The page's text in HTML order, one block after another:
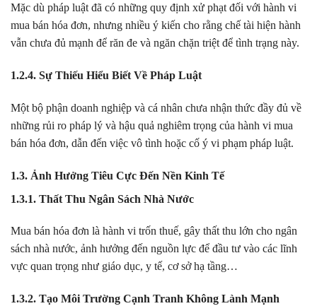
Mặc dù pháp luật đã có những quy định xử phạt đối với hành vi
mua bán hóa đơn, nhưng nhiều ý kiến cho rằng chế tài hiện hành
vẫn chưa đủ mạnh để răn đe và ngăn chặn triệt để tình trạng này.
1.2.4. Sự Thiếu Hiểu Biết Về Pháp Luật
Một bộ phận doanh nghiệp và cá nhân chưa nhận thức đầy đủ về
những rủi ro pháp lý và hậu quả nghiêm trọng của hành vi mua
bán hóa đơn, dẫn đến việc vô tình hoặc cố ý vi phạm pháp luật.
1.3. Ảnh Hưởng Tiêu Cực Đến Nền Kinh Tế
1.3.1. Thất Thu Ngân Sách Nhà Nước
Mua bán hóa đơn là hành vi trốn thuế, gây thất thu lớn cho ngân
sách nhà nước, ảnh hưởng đến nguồn lực để đầu tư vào các lĩnh
vực quan trọng như giáo dục, y tế, cơ sở hạ tầng…
1.3.2. Tạo Môi Trường Cạnh Tranh Không Lành Mạnh